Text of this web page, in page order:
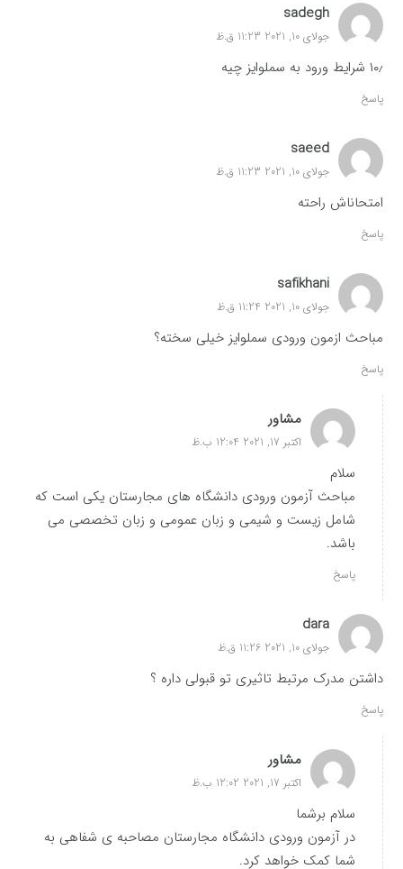
sadegh
جولای 10, 2021 11:23 ق.ظ
۱۰٫ شرایط ورود به سملوایز چیه
پاسخ
saeed
جولای 10, 2021 11:23 ق.ظ
امتحاناش راحته
پاسخ
safikhani
جولای 10, 2021 11:24 ق.ظ
مباحث ازمون ورودی سملوایز خیلی سخته؟
پاسخ
مشاور
اکتبر 17, 2021 12:04 ب.ظ
سلام
مباحث آزمون ورودی دانشگاه های مجارستان یکی است که
شامل زیست و شیمی و زبان عمومی و زبان تخصصی می
باشد.
پاسخ
dara
جولای 10, 2021 11:26 ق.ظ
داشتن مدرک مرتبط تاثیری تو قبولی داره ؟
پاسخ
مشاور
اکتبر 17, 2021 12:02 ب.ظ
سلام برشما
در آزمون ورودی دانشگاه مجارستان مصاحبه ی شفاهی به
شما کمک خواهد کرد.